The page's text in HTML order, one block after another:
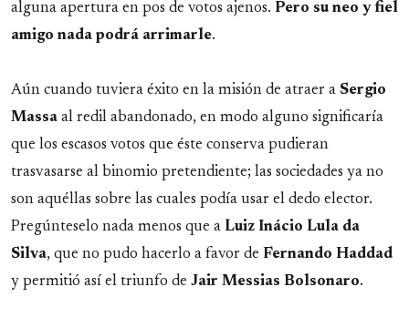
alguna apertura en pos de votos ajenos. Pero su neo y fiel
amigo nada podrá arrimarle.
Aún cuando tuviera éxito en la misión de atraer a Sergio
Massa al redil abandonado, en modo alguno significaría
que los escasos votos que éste conserva pudieran
trasvasarse al binomio pretendiente; las sociedades ya no
son aquéllas sobre las cuales podía usar el dedo elector.
Pregúnteselo nada menos que a Luiz Inácio Lula da
Silva, que no pudo hacerlo a favor de Fernando Haddad
y permitió así el triunfo de Jair Messias Bolsonaro.